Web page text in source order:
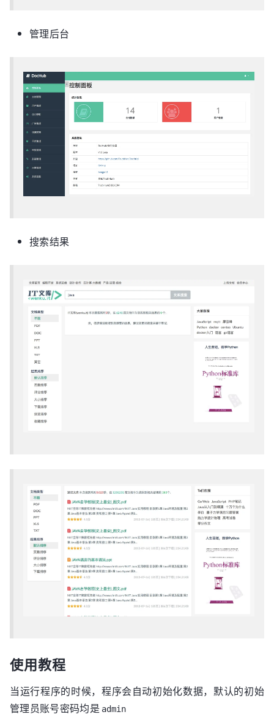
管理后台
搜索结果
使用教程
当运行程序的时候，程序会自动初始化数据，默认的初始
管理员账号密码均是 admin